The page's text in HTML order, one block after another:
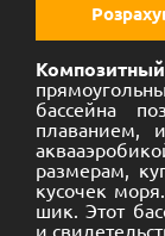
Композитный
бассейна
плаванием,
размерам,
кусочек
шик. Этот
и